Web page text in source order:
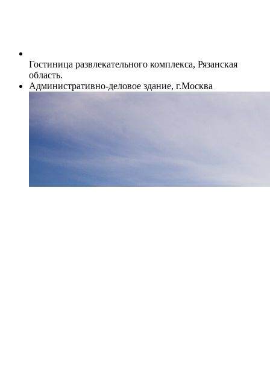
Гостиница развлекательного комплекса, Рязанская
область.
Административно-деловое здание, г.Москва